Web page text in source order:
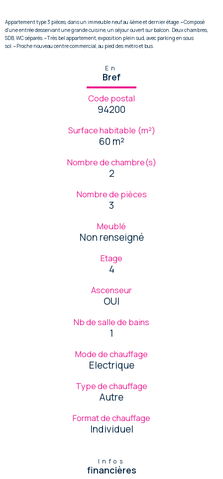
Appartement type 3 pièces, dans un immeuble neuf au 4ème et dernier étage.~Composé
d'une entrée desservant une grande cuisine, un séjour ouvert sur balcon. Deux chambres,
SDB, WC séparés.~Très bel appartement, exposition plein sud, avec parking en sous
sol.~Proche nouveau centre commercial, au pied des métro et bus.
En
Bref
Code postal
94200
Surface habitable (m²)
60 m²
Nombre de chambre(s)
2
Nombre de pièces
3
Meublé
Non renseigné
Etage
4
Ascenseur
OUI
Nb de salle de bains
1
Mode de chauffage
Electrique
Type de chauffage
Autre
Format de chauffage
Individuel
Infos
financières